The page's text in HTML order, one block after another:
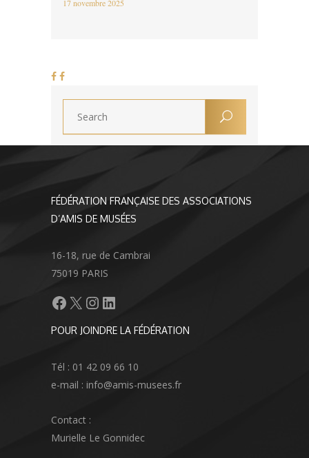
17 novembre 2025
FÉDÉRATION FRANÇAISE DES ASSOCIATIONS
D’AMIS DE MUSÉES
16-18, rue de Cambrai
75019 PARIS
Facebook
X Instagram
LinkedIn
POUR JOINDRE LA FÉDÉRATION
Tél : 01 42 09 66 10
e-mail : info@amis-musees.fr
Contact :
Murielle Le Gonnidec